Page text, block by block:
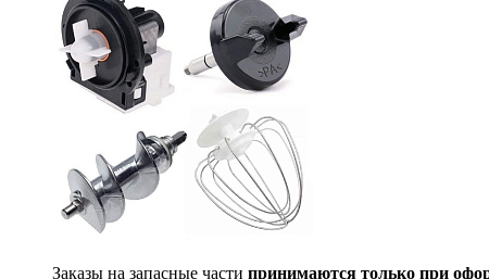
Заказы на запасные части принимаются только при